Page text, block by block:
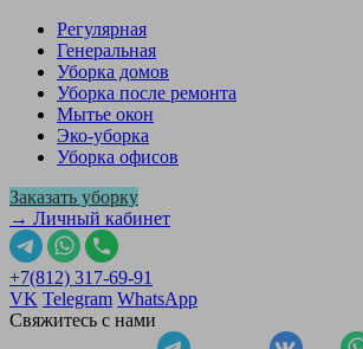
Регулярная
Генеральная
Уборка домов
Уборка после ремонта
Мытье окон
Эко-уборка
Уборка офисов
Заказать уборку
→ Личный кабинет
+7(812) 317-69-91
VK Telegram WhatsApp
Свяжитесь с нами